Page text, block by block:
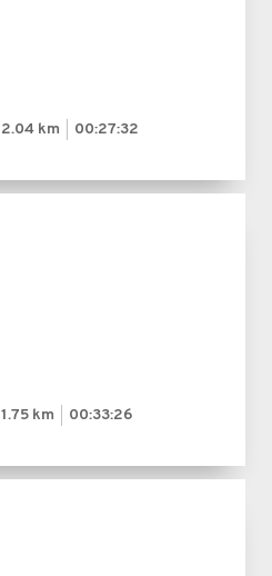
2.04 km 00:27:32
1.75 km 00:33:26